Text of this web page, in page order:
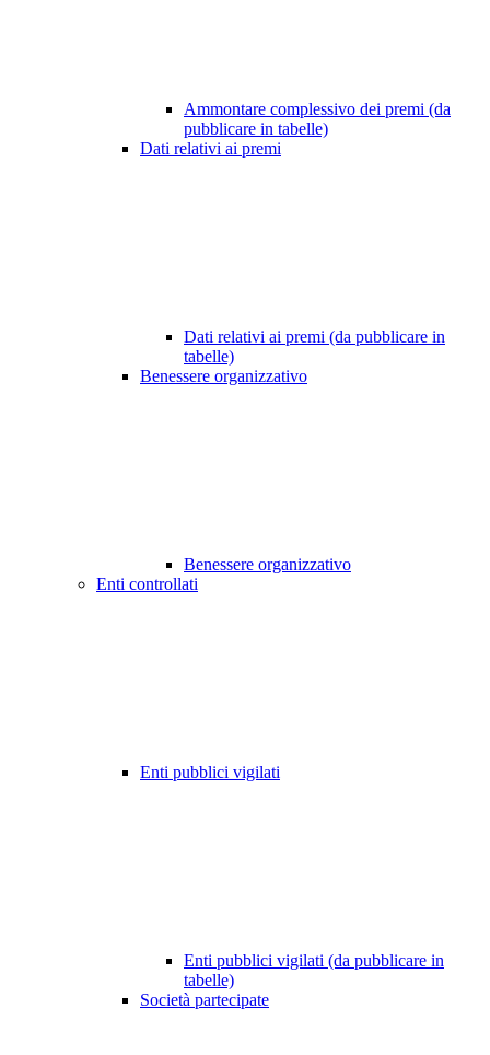
Ammontare complessivo dei premi (da
pubblicare in tabelle)
Dati relativi ai premi
Dati relativi ai premi (da pubblicare in
tabelle)
Benessere organizzativo
Benessere organizzativo
Enti controllati
Enti pubblici vigilati
Enti pubblici vigilati (da pubblicare in
tabelle)
Società partecipate